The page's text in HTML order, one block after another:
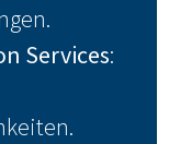
Services: